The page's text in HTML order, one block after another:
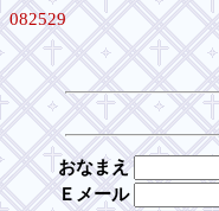
082529
おなまえ
Ｅメール